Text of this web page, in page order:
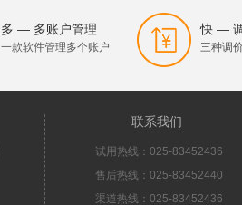
多 — 多账户管理
一款软件管理多个账户
快 —
三种调
联系我们
试用热线：025-83452436
售后热线：025-83452440
渠道热线：025-83452436